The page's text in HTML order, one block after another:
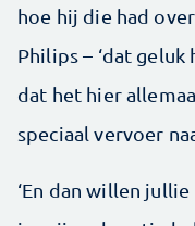
hoe hij die had
Philips – ‘dat
dat het hier
speciaal vervoer
‘En dan willen